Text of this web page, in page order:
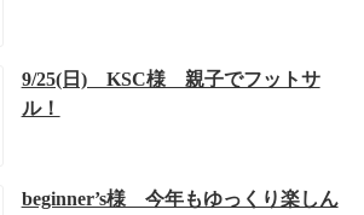
9/25(日) KSC様 親子でフットサ
ル！
beginner’s様 今年もゆっくり楽しん